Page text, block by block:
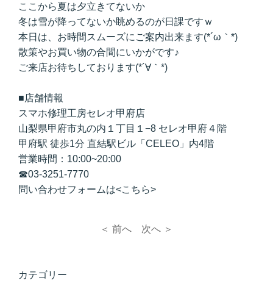
ここから夏は夕立きてないか
冬は雪が降ってないか眺めるのが日課ですｗ
本日は、お時間スムーズにご案内出来ます(*´ω｀*)
散策やお買い物の合間にいかがです♪
ご来店お待ちしております(*´∀｀*)
■店舗情報
スマホ修理工房セレオ甲府店
山梨県甲府市丸の内１丁目１−8 セレオ甲府４階
甲府駅 徒歩1分 直結駅ビル「CELEO」内4階
営業時間：10:00~20:00
☎03-3251-7770
問い合わせフォームは<こちら>
＜ 前へ 次へ ＞
カテゴリー